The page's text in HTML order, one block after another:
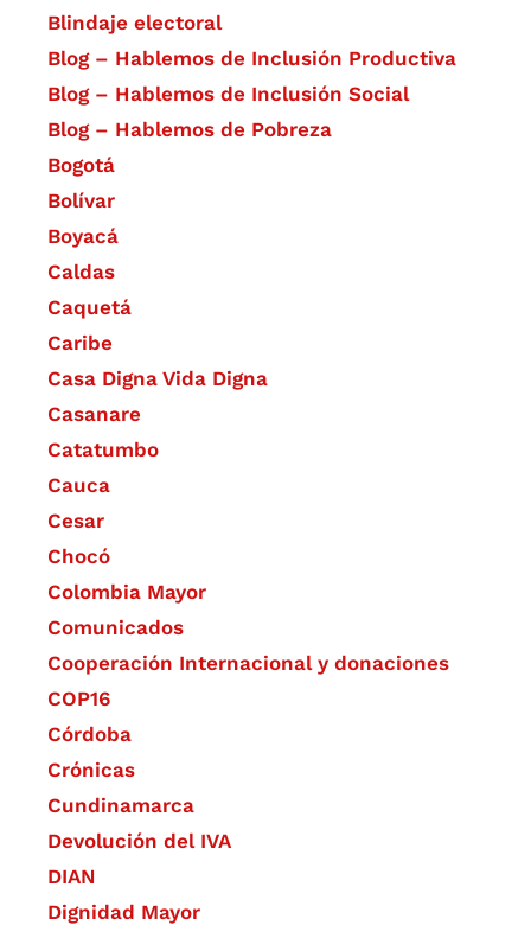
Blindaje electoral
Blog – Hablemos de Inclusión Productiva
Blog – Hablemos de Inclusión Social
Blog – Hablemos de Pobreza
Bogotá
Bolívar
Boyacá
Caldas
Caquetá
Caribe
Casa Digna Vida Digna
Casanare
Catatumbo
Cauca
Cesar
Chocó
Colombia Mayor
Comunicados
Cooperación Internacional y donaciones
COP16
Córdoba
Crónicas
Cundinamarca
Devolución del IVA
DIAN
Dignidad Mayor